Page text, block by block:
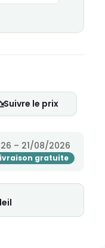
Suivre le prix
– 21/08/2026